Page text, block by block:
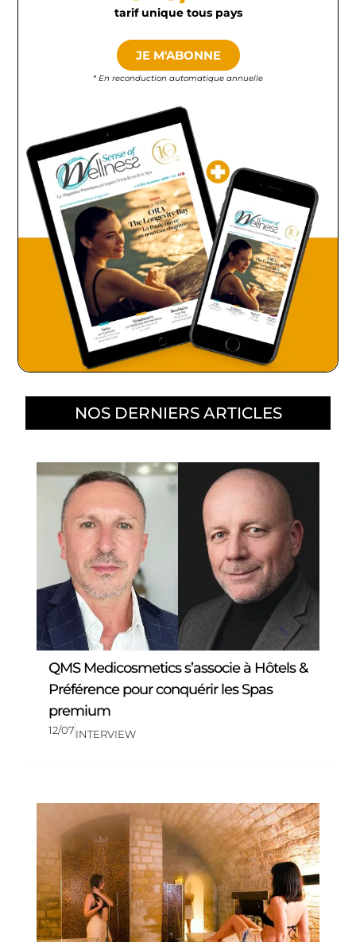
tarif unique tous pays
JE M'ABONNE
* En reconduction automatique annuelle
NOS DERNIERS ARTICLES
QMS Medicosmetics s’associe à Hôtels &
Préférence pour conquérir les Spas
premium
12/07INTERVIEW